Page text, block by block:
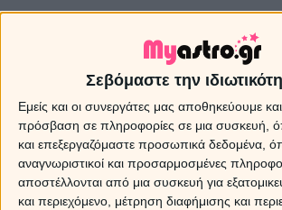
Σεβόμαστε την
Εμείς και οι συνεργάτες μας αποθηκεύουμε
πρόσβαση σε πληροφορίες σε μια συσκευή,
και επεξεργαζόμαστε προσωπικά δεδομένα,
αναγνωριστικοί και προσαρμοσμένες
αποστέλλονται από μια συσκευή για
και περιεχόμενο, μέτρηση διαφήμισης και